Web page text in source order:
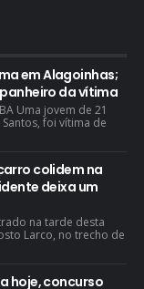
em Alagoinhas;
da vítima
Uma jovem de 21
foi vítima de
colidem na
deixa um
na tarde desta
Larco, no trecho de
hoje, concurso